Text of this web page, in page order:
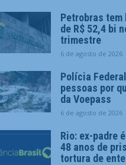
Petrobras
de R$ 52,4 bi
trimestre
6 de agosto de 2026
Polícia
pessoas por
da Voepass
6 de agosto de 2026
Rio: ex-padre
48 anos de
tortura de